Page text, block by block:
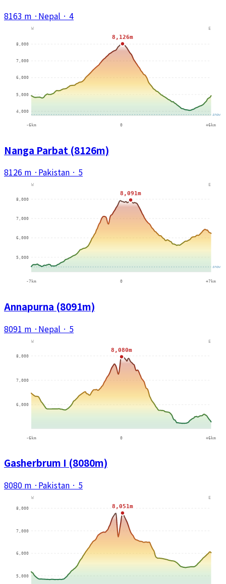
8163 m · Nepal · 4
Nanga Parbat (8126m)
8126 m · Pakistan · 5
Annapurna (8091m)
8091 m · Nepal · 5
Gasherbrum I (8080m)
8080 m · Pakistan · 5